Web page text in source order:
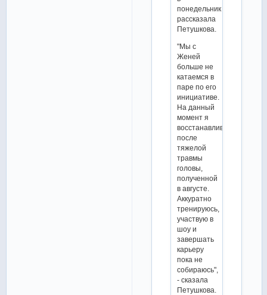
понедельник
рассказала
Петушкова.
"Мы с
Женей
больше не
катаемся в
паре по его
инициативе.
На данный
момент я
восстанавливаюсь
после
тяжелой
травмы
головы,
полученной
в августе.
Аккуратно
тренируюсь,
участвую в
шоу и
завершать
карьеру
пока не
собираюсь",
- сказала
Петушкова.